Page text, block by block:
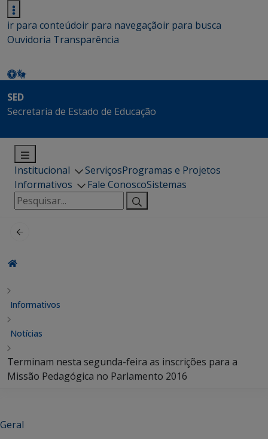
ir para conteúdoir para navegaçãoir para busca
Ouvidoria Transparência
SED
Secretaria de Estado de Educação
Institucional ServiçosProgramas e Projetos
Informativos
Fale ConoscoSistemas
Pesquisar
por:
Informativos
Notícias
Terminam nesta segunda-feira as inscrições para a
Missão Pedagógica no Parlamento 2016
Geral